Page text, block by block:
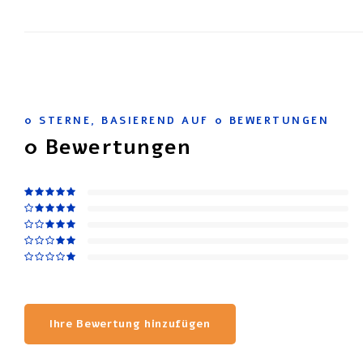
0 STERNE, BASIEREND AUF 0 BEWERTUNGEN
0 Bewertungen
Ihre Bewertung hinzufügen